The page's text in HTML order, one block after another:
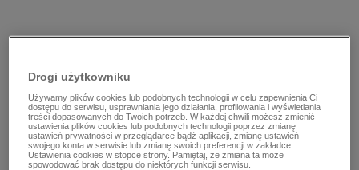
Drogi użytkowniku
Używamy plików cookies lub podobnych technologii w celu zapewnienia Ci
dostępu do serwisu, usprawniania jego działania, profilowania i wyświetlania
treści dopasowanych do Twoich potrzeb. W każdej chwili możesz zmienić
ustawienia plików cookies lub podobnych technologii poprzez zmianę
ustawień prywatności w przeglądarce bądź aplikacji, zmianę ustawień
swojego konta w serwisie lub zmianę swoich preferencji w zakładce
Ustawienia cookies w stopce strony. Pamiętaj, że zmiana ta może
spowodować brak dostępu do niektórych funkcji serwisu.